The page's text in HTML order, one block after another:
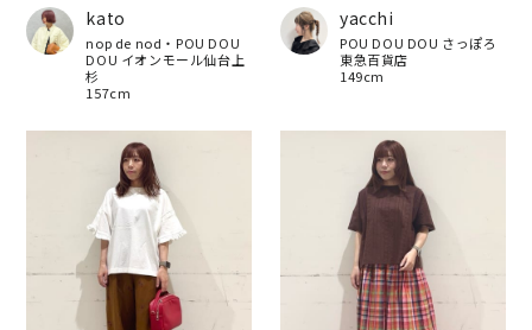
kato
nop de nod・POU DOU
DOU イオンモール仙台上
杉
157cm
yacchi
POU DOU DOU さっぽろ
東急百貨店
149cm